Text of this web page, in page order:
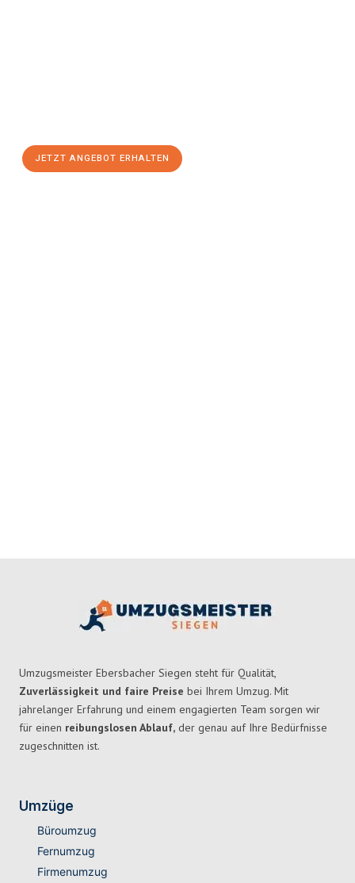
JETZT ANGEBOT ERHALTEN
Umzugsmeister Ebersbacher Siegen steht für Qualität,
Zuverlässigkeit und faire Preise bei Ihrem Umzug. Mit
jahrelanger Erfahrung und einem engagierten Team sorgen wir
für einen reibungslosen Ablauf, der genau auf Ihre Bedürfnisse
zugeschnitten ist.
Umzüge
Büroumzug
Fernumzug
Firmenumzug